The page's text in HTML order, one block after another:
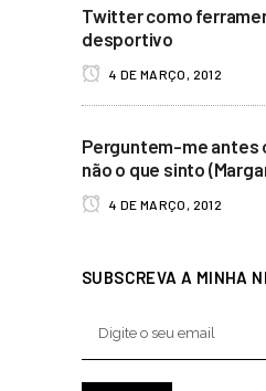
Twitter como
desportivo
4 DE MARÇO, 2012
Perguntem-me antes
não o que sinto
4 DE MARÇO, 2012
SUBSCREVA A MINHA